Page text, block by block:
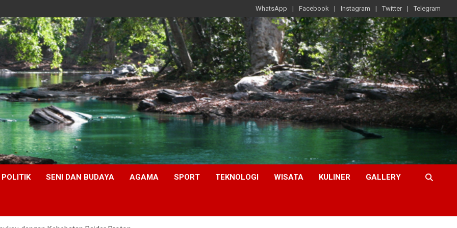
WhatsApp Facebook Instagram Twitter Telegram
POLITIK SENI DAN BUDAYA AGAMA SPORT TEKNOLOGI WISATA KULINER GALLERY